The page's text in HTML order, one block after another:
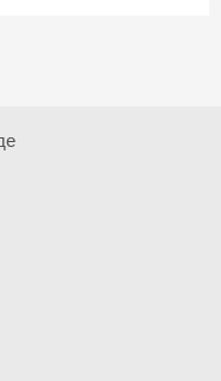
и получи